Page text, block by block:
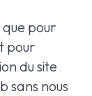
pour
pour
du site
sans nous